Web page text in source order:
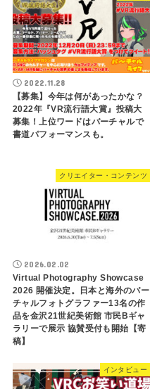
2022.11.28
【募集】今年は何があったかな？
2022年『VR流行語大賞』投稿大
募集！上位ワードはバーチャルで
書道パフォーマンスも。
クリエイター・コンテンツ
2026.02.02
Virtual Photography Showcase
2026 開催決定。日本と海外のバー
チャルフォトグラファー13名の作
品を金沢21世紀美術館 市民Bギャ
ラリーで展示 協賛受付も開始【寄
稿】
インタビュー